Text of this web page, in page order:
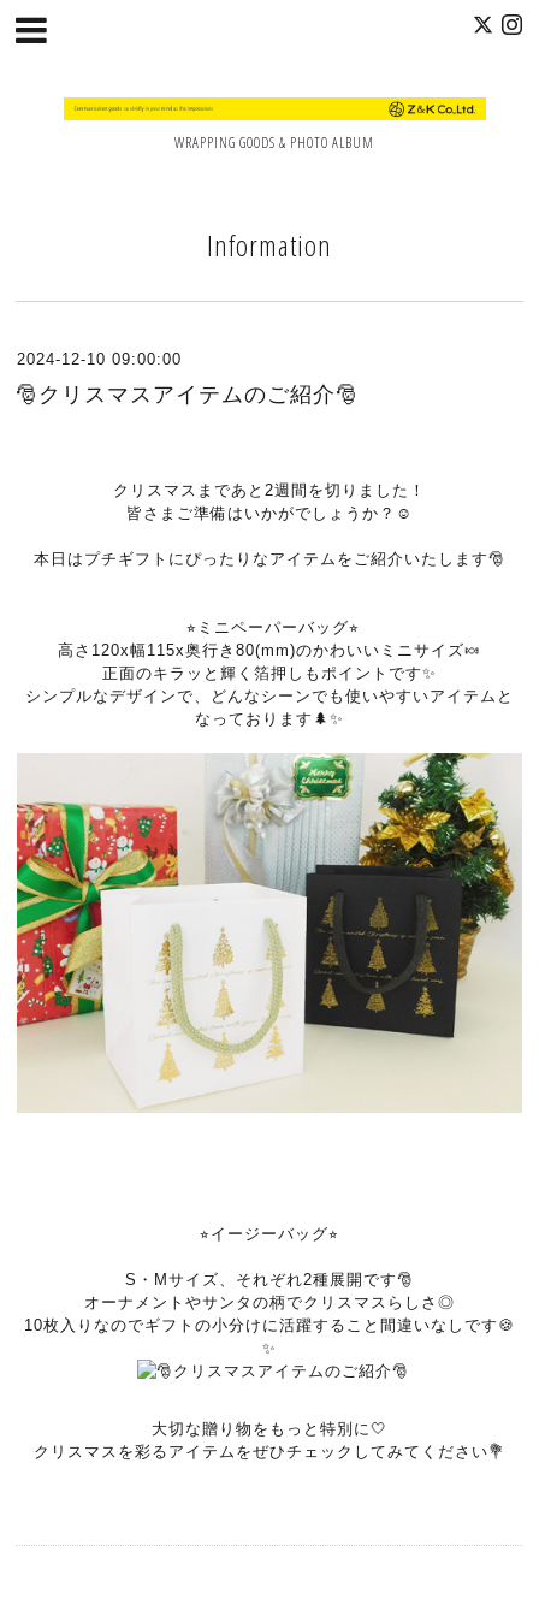
WRAPPING GOODS & PHOTO ALBUM
Information
2024-12-10 09:00:00
🎅クリスマスアイテムのご紹介🎅
クリスマスまであと2週間を切りました！
皆さまご準備はいかがでしょうか？☺️
本日はプチギフトにぴったりなアイテムをご紹介いたします🎅
⭐︎ミニペーパーバッグ⭐︎
高さ120x幅115x奥行き80(mm)のかわいいミニサイズ🍬
正面のキラッと輝く箔押しもポイントです✨
シンプルなデザインで、どんなシーンでも使いやすいアイテムと
なっております🌲✨
⭐︎イージーバッグ⭐︎
S・Mサイズ、それぞれ2種展開です🎅
オーナメントやサンタの柄でクリスマスらしさ◎
10枚入りなのでギフトの小分けに活躍すること間違いなしです🍪
✨
大切な贈り物をもっと特別に🤍
クリスマスを彩るアイテムをぜひチェックしてみてください💐